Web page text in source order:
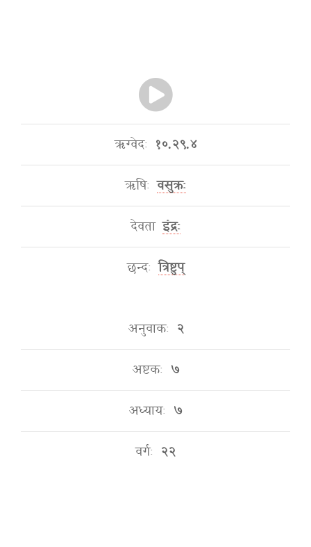
ऋग्वेदः १०.२९.४
ऋषिः वसुक्रः
देवता इंद्रः
छन्दः त्रिष्टुप्
अनुवाकः २
अष्टकः ७
अध्यायः ७
वर्गः २२